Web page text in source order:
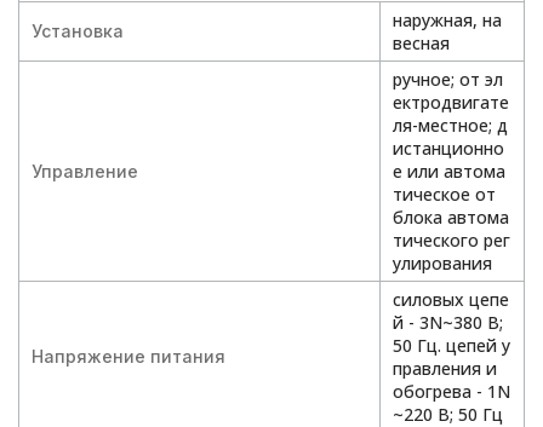
Установка
наружная, на
весная
Управление
ручное; от эл
ектродвигате
ля-местное; д
истанционно
е или автома
тическое от
блока автома
тического рег
улирования
Напряжение питания
силовых цепе
й - 3N~380 В;
50 Гц. цепей у
правления и
обогрева - 1N
~220 В; 50 Гц